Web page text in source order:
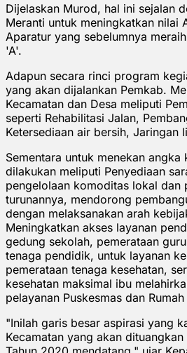
Dijelaskan Murod, hal ini sejalan
Meranti untuk meningkatkan nilai
Aparatur yang sebelumnya
'A'.
Adapun secara rinci program
yang akan dijalankan Pemkab.
Kecamatan dan Desa meliputi
seperti Rehabilitasi Jalan,
Ketersediaan air bersih, Jaringan
Sementara untuk menekan
dilakukan meliputi Penyediaan
pengelolaan komoditas lokal dan
turunannya, mendorong
dengan melaksanakan arah
Meningkatkan akses layanan
gedung sekolah, pemerataan
tenaga pendidik, untuk layanan
pemerataan tenaga kesehatan,
kesehatan maksimal ibu
pelayanan Puskesmas dan
"Inilah garis besar aspirasi yang
Kecamatan yang akan